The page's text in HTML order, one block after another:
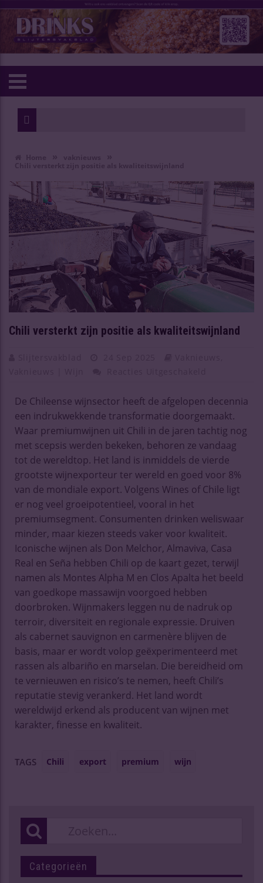
Chili versterkt zijn positie als kwaliteitswijnland
De Chileense wijnsector heeft de afgelopen decennia
een indrukwekkende transformatie doorgemaakt.
Waar premiumwijnen uit Chili in de jaren tachtig nog
met scepsis werden bekeken, behoren ze vandaag
tot de wereldtop. Het land is inmiddels de vierde
grootste wijnexporteur ter wereld en goed voor 8%
van de mondiale export. Volgens Wines of Chile ligt
er nog veel groeipotentieel, vooral in het
premiumsegment. Consumenten drinken weliswaar
minder, maar kiezen steeds vaker voor kwaliteit.
Iconische wijnen als Don Melchor, Almaviva, Casa
Real en Seña hebben Chili op de kaart gezet, terwijl
namen als Montes Alpha M en Clos Apalta het beeld
van goedkope massawijn voorgoed hebben
doorbroken. Wijnmakers leggen nu de nadruk op
terroir, diversiteit en regionale expressie. Druiven
als cabernet sauvignon en carmenère blijven de
basis, maar er wordt volop geëxperimenteerd met
rassen als albariño en marselan. Die bereidheid om
te vernieuwen en risico’s te nemen, heeft Chili’s
reputatie stevig verankerd. Het land wordt
wereldwijd erkend als producent van wijnen met
karakter, finesse en kwaliteit.
TAGS Chili export premium wijn
Categorieën